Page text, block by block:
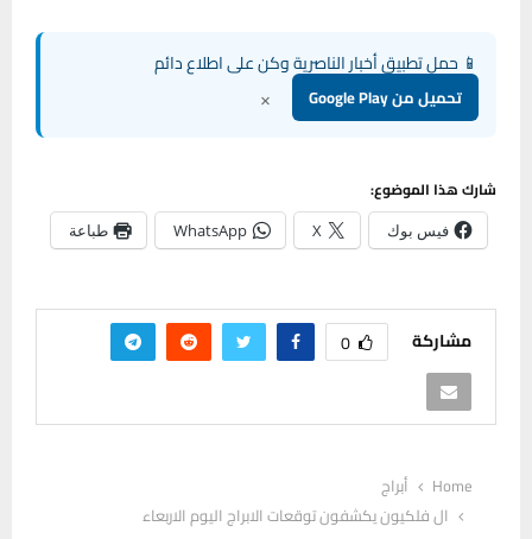
📱 حمل تطبيق أخبار الناصرية وكن على اطلاع دائم
تحميل من Google Play ×
شارك هذا الموضوع:
فيس بوك X
WhatsApp طباعة
مشاركة 0
Home
أبراج
ال فلكيون يكشفون توقعات الابراج اليوم الاربعاء